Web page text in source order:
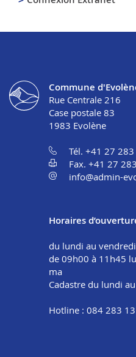
Commune
Rue Centrale 216
Case postale 83
1983 Evolène
Tél. +41 27
Fax. +41 27
info@admin-
Horaires
du lundi au vendredi
de 09h00 à 11h45
ma
Cadastre du lundi
Hotline : 084 283